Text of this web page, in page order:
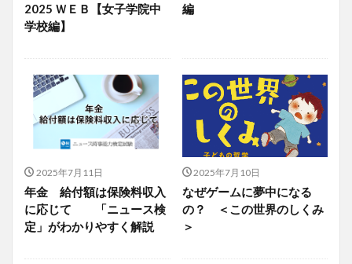
2025 ＷＥＢ【女子学院中
学校編】
編
2025年7月11日
年金 給付額は保険料収入
に応じて 「ニュース検
定」がわかりやすく解説
2025年7月10日
なぜゲームに夢中になる
の？ ＜この世界のしくみ
＞